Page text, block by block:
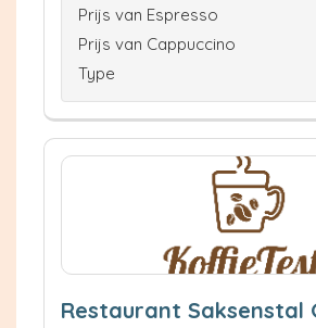
Prijs van Espresso
Prijs van Cappuccino
Type
Restaurant Saksenstal